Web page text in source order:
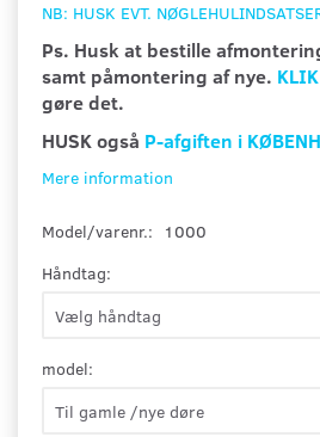
NB: HUSK EVT.
Ps. Husk at bestille
samt påmontering af nye.
gøre det.
HUSK også P-afgiften i
Mere information
Model/varenr.:
1000
Håndtag:
model: